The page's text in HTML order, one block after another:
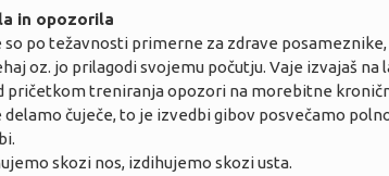
in opozorila
so po težavnosti primerne za zdrave
oz. jo prilagodi svojemu počutju. Vaje izvajaš na
pričetkom treniranja opozori na morebitne
delamo čuječe, to je izvedbi gibov posvečamo
skozi nos, izdihujemo skozi usta.